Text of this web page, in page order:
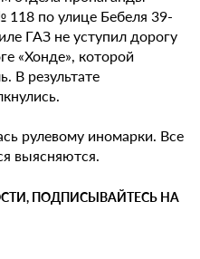
по улице Бебеля 39-
ГАЗ не уступил дорогу
«Хонде», которой
В результате
рулевому иномарки. Все
выясняются.
ПОДПИСЫВАЙТЕСЬ НА